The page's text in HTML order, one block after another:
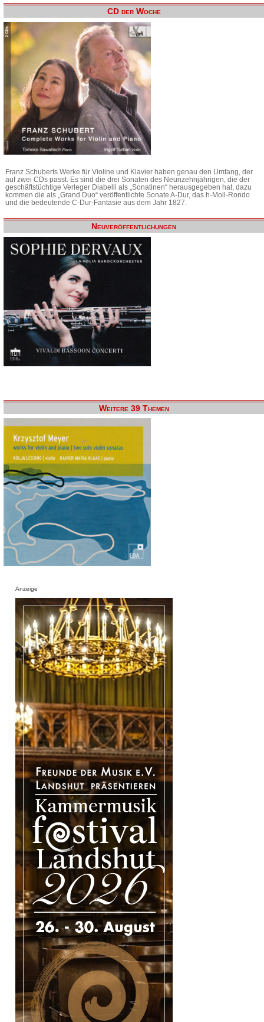
CD der Woche
Franz Schuberts Werke für Violine und Klavier haben genau den Umfang, der
auf zwei CDs passt. Es sind die drei Sonaten des Neunzehnjährigen, die der
geschäftstüchtige Verleger Diabelli als „Sonatinen“ herausgegeben hat, dazu
kommen die als „Grand Duo“ veröffentlichte Sonate A-Dur, das h-Moll-Rondo
und die bedeutende C-Dur-Fantasie aus dem Jahr 1827.
Neuveröffentlichungen
Weitere 39 Themen
Anzeige